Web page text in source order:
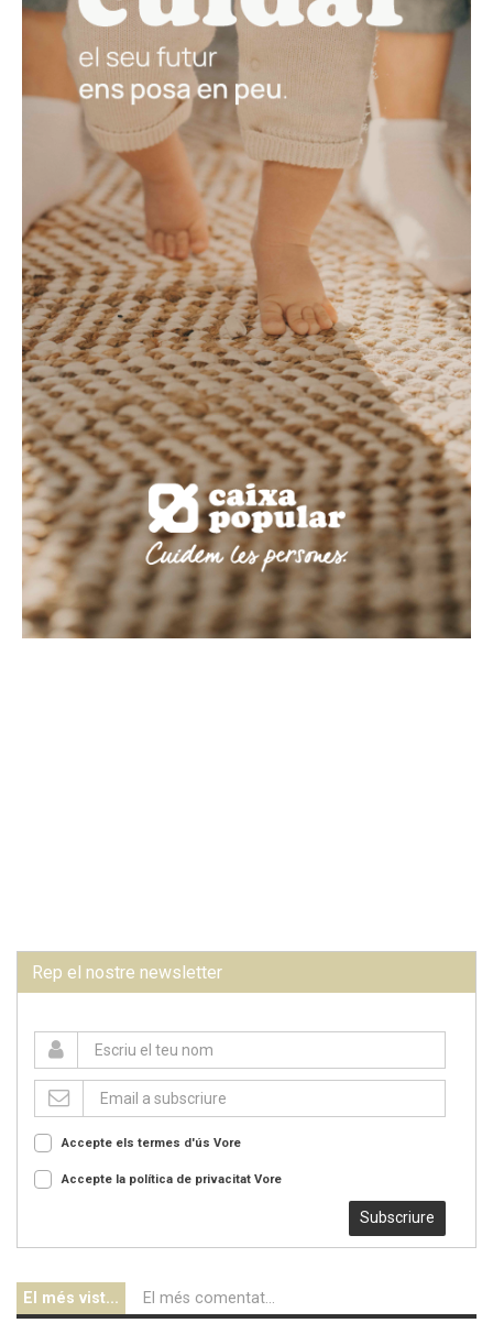
Rep el nostre newsletter
Accepte els termes d'ús Vore
Accepte la política de privacitat Vore
Subscriure
El més vist... El més comentat...